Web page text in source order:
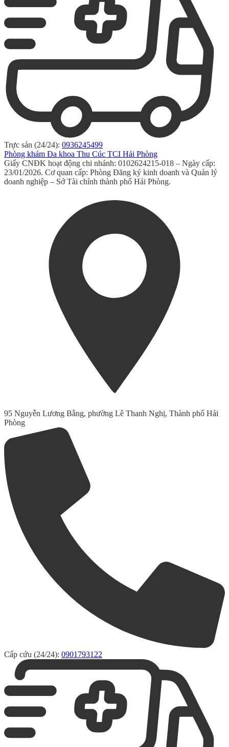
Trực sản (24/24): 0936245499
Phòng khám Đa khoa Thu Cúc TCI Hải Phòng
Giấy CNĐK hoạt động chi nhánh: 0102624215-018 – Ngày cấp:
23/01/2026. Cơ quan cấp: Phòng Đăng ký kinh doanh và Quản lý
doanh nghiệp – Sở Tài chính thành phố Hải Phòng.
95 Nguyễn Lương Bằng, phường Lê Thanh Nghị, Thành phố Hải
Phòng
Cấp cứu (24/24): 0901793122